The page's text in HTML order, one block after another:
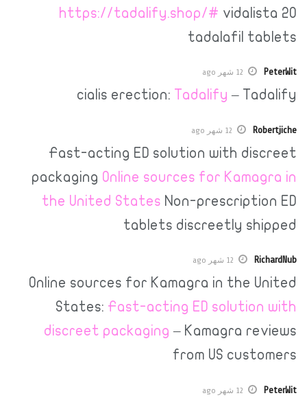
https://tadalify.shop/#
tadalafil
12 شهر ago
cialis erection: Tadalify–
12 شهر ago
Fast-acting ED solution with
packagingOnline sources for
the United StatesNon-
tablets discreetly
12 شهر ago
Online sources for Kamagra in
States:Fast-acting ED
discreet packaging– Kamagra
from US
12 شهر ago